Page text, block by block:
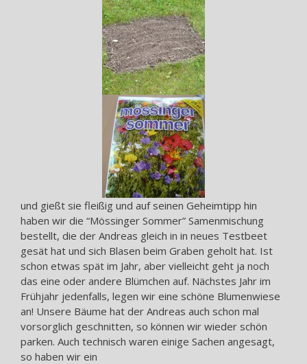
und gießt sie fleißig und auf seinen Geheimtipp hin
haben wir die “Mössinger Sommer” Samenmischung
bestellt, die der Andreas gleich in in neues Testbeet
gesät hat und sich Blasen beim Graben geholt hat. Ist
schon etwas spät im Jahr, aber vielleicht geht ja noch
das eine oder andere Blümchen auf. Nächstes Jahr im
Frühjahr jedenfalls, legen wir eine schöne Blumenwiese
an! Unsere Bäume hat der Andreas auch schon mal
vorsorglich geschnitten, so können wir wieder schön
parken. Auch technisch waren einige Sachen angesagt,
so haben wir ein